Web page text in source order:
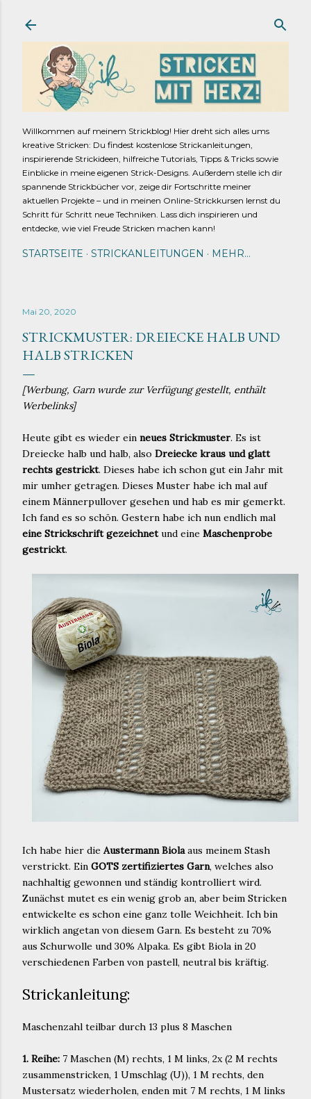
Willkommen auf meinem Strickblog! Hier dreht sich alles ums
kreative Stricken: Du findest kostenlose Strickanleitungen,
inspirierende Strickideen, hilfreiche Tutorials, Tipps & Tricks sowie
Einblicke in meine eigenen Strick-Designs. Außerdem stelle ich dir
spannende Strickbücher vor, zeige dir Fortschritte meiner
aktuellen Projekte – und in meinen Online-Strickkursen lernst du
Schritt für Schritt neue Techniken. Lass dich inspirieren und
entdecke, wie viel Freude Stricken machen kann!
STARTSEITE STRICKANLEITUNGEN MEHR…
Mai 20, 2020
STRICKMUSTER: DREIECKE HALB UND
HALB STRICKEN
[Werbung, Garn wurde zur Verfügung gestellt, enthält
Werbelinks]
Heute gibt es wieder ein neues Strickmuster. Es ist
Dreiecke halb und halb, also Dreiecke kraus und glatt
rechts gestrickt. Dieses habe ich schon gut ein Jahr mit
mir umher getragen. Dieses Muster habe ich mal auf
einem Männerpullover gesehen und hab es mir gemerkt.
Ich fand es so schön. Gestern habe ich nun endlich mal
eine Strickschrift gezeichnetund eine Maschenprobe
gestrickt.
Ich habe hier die Austermann Biolaaus meinem Stash
verstrickt. Ein GOTS zertifiziertes Garn, welches also
nachhaltig gewonnen und ständig kontrolliert wird.
Zunächst mutet es ein wenig grob an, aber beim Stricken
entwickelte es schon eine ganz tolle Weichheit. Ich bin
wirklich angetan von diesem Garn. Es besteht zu 70%
aus Schurwolle und 30% Alpaka. Es gibt Biola in 20
verschiedenen Farben von pastell, neutral bis kräftig.
Strickanleitung:
Maschenzahl teilbar durch 13 plus 8 Maschen
1. Reihe: 7 Maschen (M) rechts, 1 M links, 2x (2 M rechts
zusammenstricken, 1 Umschlag (U)), 1 M rechts, den
Mustersatz wiederholen, enden mit 7 M rechts, 1 M links